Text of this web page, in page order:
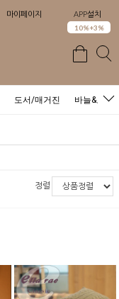
마이페이지 APP설치
10%+3%
도서/매거진 바늘&도구
정렬